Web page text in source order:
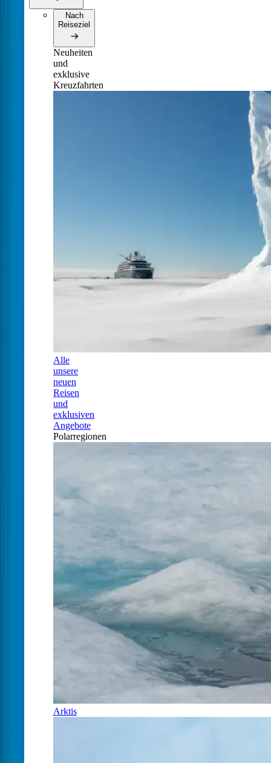
Nach
Reiseziel
Neuheiten
und
exklusive
Kreuzfahrten
Alle
unsere
neuen
Reisen
und
exklusiven
Angebote
Polarregionen
Arktis